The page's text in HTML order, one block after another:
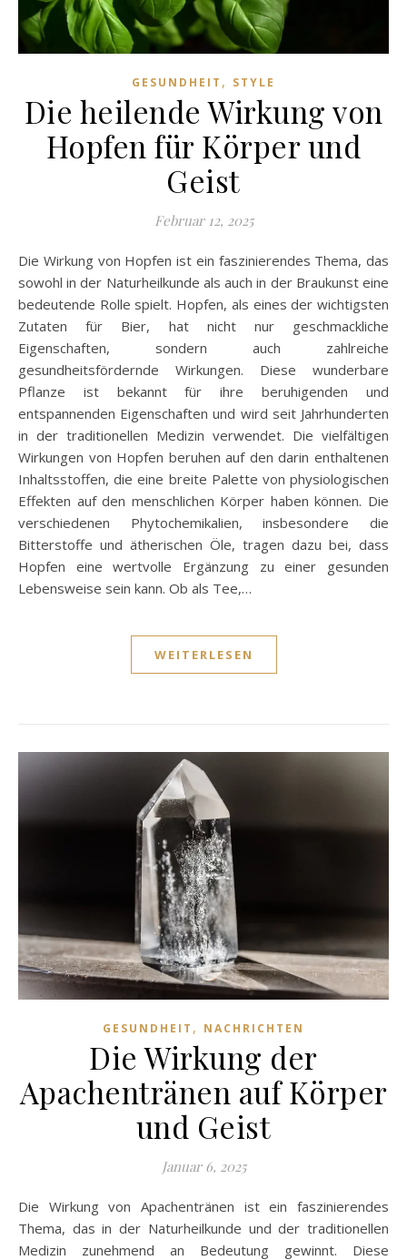
GESUNDHEIT , STYLE
Die heilende Wirkung von
Hopfen für Körper und
Geist
Februar 12, 2025
Die Wirkung von Hopfen ist ein faszinierendes Thema, das
sowohl in der Naturheilkunde als auch in der Braukunst eine
bedeutende Rolle spielt. Hopfen, als eines der wichtigsten
Zutaten für Bier, hat nicht nur geschmackliche
Eigenschaften, sondern auch zahlreiche
gesundheitsfördernde Wirkungen. Diese wunderbare
Pflanze ist bekannt für ihre beruhigenden und
entspannenden Eigenschaften und wird seit Jahrhunderten
in der traditionellen Medizin verwendet. Die vielfältigen
Wirkungen von Hopfen beruhen auf den darin enthaltenen
Inhaltsstoffen, die eine breite Palette von physiologischen
Effekten auf den menschlichen Körper haben können. Die
verschiedenen Phytochemikalien, insbesondere die
Bitterstoffe und ätherischen Öle, tragen dazu bei, dass
Hopfen eine wertvolle Ergänzung zu einer gesunden
Lebensweise sein kann. Ob als Tee,…
WEITERLESEN
GESUNDHEIT , NACHRICHTEN
Die Wirkung der
Apachentränen auf Körper
und Geist
Januar 6, 2025
Die Wirkung von Apachentränen ist ein faszinierendes
Thema, das in der Naturheilkunde und der traditionellen
Medizin zunehmend an Bedeutung gewinnt. Diese